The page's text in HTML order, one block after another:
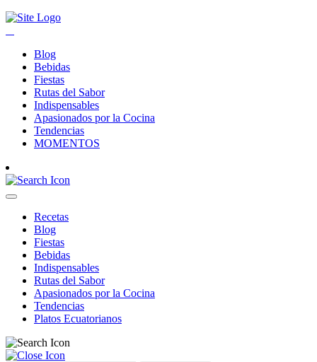
Blog
Bebidas
Fiestas
Rutas del Sabor
Indispensables
Apasionados por la Cocina
Tendencias
MOMENTOS
Recetas
Blog
Fiestas
Bebidas
Indispensables
Rutas del Sabor
Apasionados por la Cocina
Tendencias
Platos Ecuatorianos